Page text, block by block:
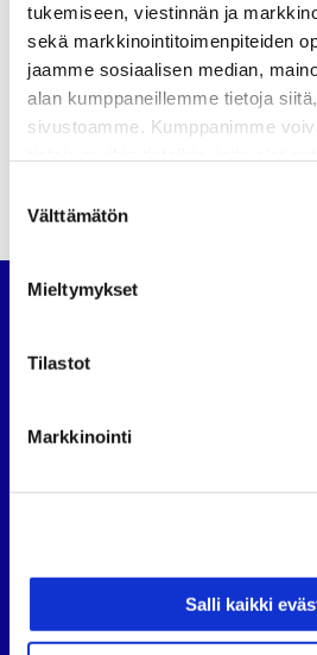
tukemiseen, viestinnän ja
sekä markkinointitoimenpiteiden
jaamme sosiaalisen median,
alan kumppaneillemme tietoja
sivustoamme. Kumppanimme
valinta
Välttämätön
Mieltymykset
Tilastot
Markkinointi
Salli kaikki
Uutiset
Artikkelien
selausSATL:n Kesäpäivät vietettiin
Autoalan Koulutuskeskus Oy:n
Köydenpunojankatu 8, 00180 Helsinki
satl@satl.fi
FacebookLinkedInInstagram
Tietoa SATL:sta